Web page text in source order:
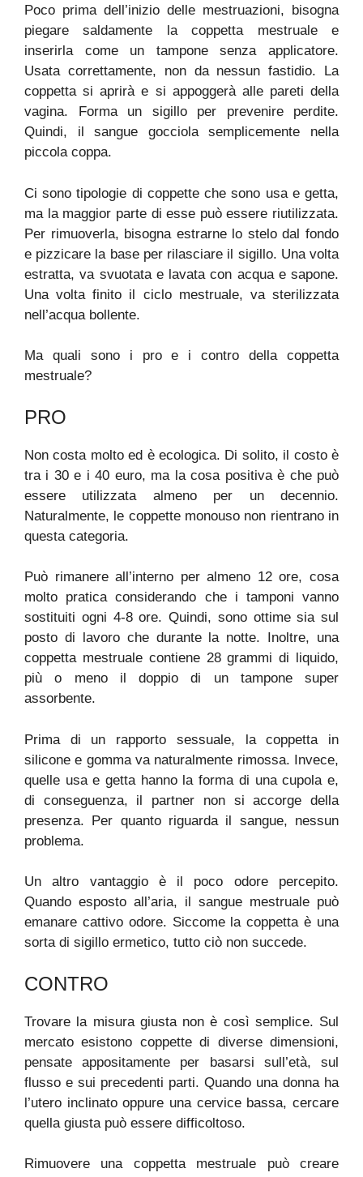
Poco prima dell’inizio delle mestruazioni, bisogna
piegare saldamente la coppetta mestruale e
inserirla come un tampone senza applicatore.
Usata correttamente, non da nessun fastidio. La
coppetta si aprirà e si appoggerà alle pareti della
vagina. Forma un sigillo per prevenire perdite.
Quindi, il sangue gocciola semplicemente nella
piccola coppa.
Ci sono tipologie di coppette che sono usa e getta,
ma la maggior parte di esse può essere riutilizzata.
Per rimuoverla, bisogna estrarne lo stelo dal fondo
e pizzicare la base per rilasciare il sigillo. Una volta
estratta, va svuotata e lavata con acqua e sapone.
Una volta finito il ciclo mestruale, va sterilizzata
nell’acqua bollente.
Ma quali sono i pro e i contro della coppetta
mestruale?
PRO
Non costa molto ed è ecologica. Di solito, il costo è
tra i 30 e i 40 euro, ma la cosa positiva è che può
essere utilizzata almeno per un decennio.
Naturalmente, le coppette monouso non rientrano in
questa categoria.
Può rimanere all’interno per almeno 12 ore, cosa
molto pratica considerando che i tamponi vanno
sostituiti ogni 4-8 ore. Quindi, sono ottime sia sul
posto di lavoro che durante la notte. Inoltre, una
coppetta mestruale contiene 28 grammi di liquido,
più o meno il doppio di un tampone super
assorbente.
Prima di un rapporto sessuale, la coppetta in
silicone e gomma va naturalmente rimossa. Invece,
quelle usa e getta hanno la forma di una cupola e,
di conseguenza, il partner non si accorge della
presenza. Per quanto riguarda il sangue, nessun
problema.
Un altro vantaggio è il poco odore percepito.
Quando esposto all’aria, il sangue mestruale può
emanare cattivo odore. Siccome la coppetta è una
sorta di sigillo ermetico, tutto ciò non succede.
CONTRO
Trovare la misura giusta non è così semplice. Sul
mercato esistono coppette di diverse dimensioni,
pensate appositamente per basarsi sull’età, sul
flusso e sui precedenti parti. Quando una donna ha
l’utero inclinato oppure una cervice bassa, cercare
quella giusta può essere difficoltoso.
Rimuovere una coppetta mestruale può creare